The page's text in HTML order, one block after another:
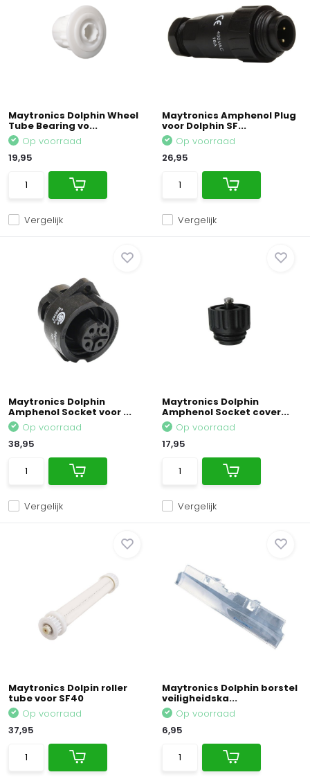
Maytronics Dolphin Wheel
Tube Bearing vo...
Vergelijk
Op voorraad
19,95
Maytronics Amphenol Plug
voor Dolphin SF...
Vergelijk
Op voorraad
26,95
Maytronics Dolphin
Amphenol Socket voor ...
Vergelijk
Op voorraad
38,95
Maytronics Dolphin
Amphenol Socket cover...
Vergelijk
Op voorraad
17,95
Maytronics Dolpin roller
tube voor SF40
Op voorraad
37,95
Maytronics Dolphin borstel
veiligheidska...
Op voorraad
6,95